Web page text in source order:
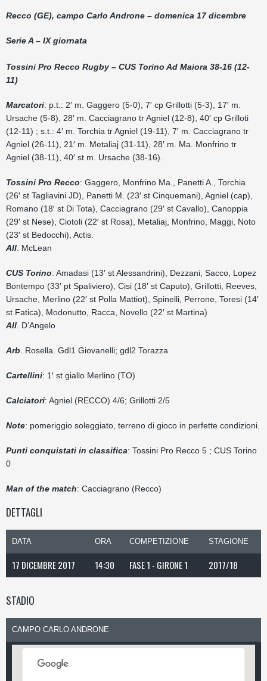
Recco (GE), campo Carlo Androne – domenica 17 dicembre
Serie A – IX giornata
Tossini Pro Recco Rugby – CUS Torino Ad Maiora 38-16 (12-
11)
Marcatori: p.t.: 2′ m. Gaggero (5-0), 7′ cp Grillotti (5-3), 17′ m.
Ursache (5-8), 28′ m. Cacciagrano tr Agniel (12-8), 40′ cp Grilloti
(12-11) ; s.t.: 4′ m. Torchia tr Agniel (19-11), 7′ m. Cacciagrano tr
Agniel (26-11), 21′ m. Metaliaj (31-11), 28′ m. Ma. Monfrino tr
Agniel (38-11), 40′ st m. Ursache (38-16).
Tossini Pro Recco: Gaggero, Monfrino Ma., Panetti A., Torchia
(26′ st Tagliavini JD), Panetti M. (23′ st Cinquemani), Agniel (cap),
Romano (18′ st Di Tota), Cacciagrano (29′ st Cavallo), Canoppia
(29′ st Nese), Ciotoli (22′ st Rosa), Metaliaj, Monfrino, Maggi, Noto
(23′ st Bedocchi), Actis.
All . McLean
CUS Torino: Amadasi (13′ st Alessandrini), Dezzani, Sacco, Lopez
Bontempo (33′ pt Spaliviero), Cisi (18′ st Caputo), Grillotti, Reeves,
Ursache, Merlino (22′ st Polla Mattiot), Spinelli, Perrone, Toresi (14′
st Fatica), Modonutto, Racca, Novello (22′ st Martina)
All . D’Angelo
Arb . Rosella. Gdl1 Giovanelli; gdl2 Torazza
Cartellini: 1′ st giallo Merlino (TO)
Calciatori: Agniel (RECCO) 4/6; Grillotti 2/5
Note: pomeriggio soleggiato, terreno di gioco in perfette condizioni.
Punti conquistati in classifica: Tossini Pro Recco 5 ; CUS Torino
0
Man of the match: Cacciagrano (Recco)
DETTAGLI
DATA ORA COMPETIZIONE STAGIONE
17 DICEMBRE 2017 14:30 FASE 1 - GIRONE 1 2017/18
STADIO
CAMPO CARLO ANDRONE